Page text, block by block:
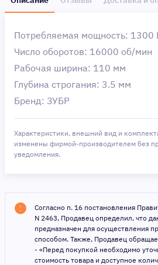
Потребляемая мощность: 1300
Число оборотов: 16000 об/мин
Рабочая ширина: 110 мм
Глубина строгания: 3.5 мм
Бренд: ЗУБР
Характеристики, внешний вид и
изменены фирмой-производителем без
уведомления.
Согласно п. 16 постановления
N 2463, Продавец определил, что
предназначен для осуществления
способом. Также, Продавец
- «Перед покупкой необходимо
стоимость товара и доступное